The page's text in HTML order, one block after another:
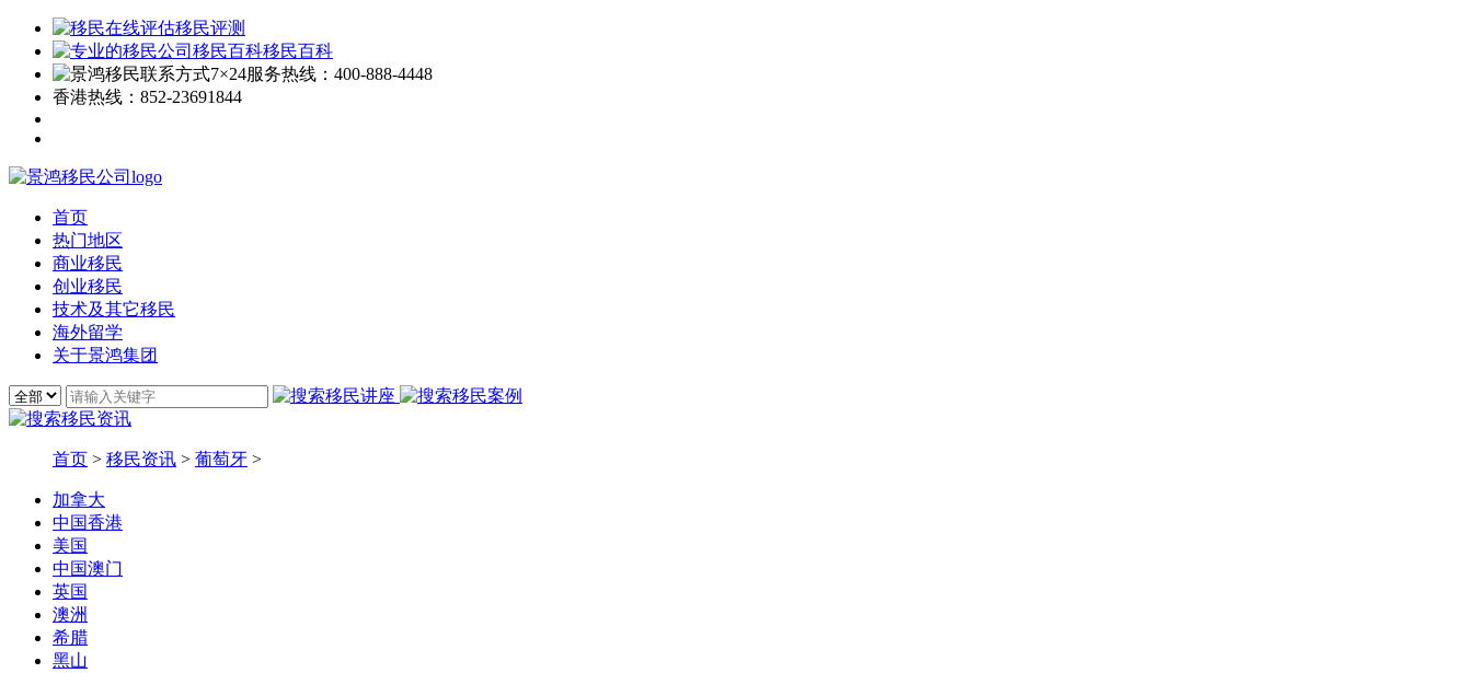
移民评测
移民百科
7×24服务热线： 400-888-4448
香港热线： 852-23691844
首页
热门地区
商业移民
创业移民
技术及其它移民
海外留学
关于景鸿集团
首页 > 移民资讯 > 葡萄牙 >
加拿大
中国香港
美国
中国澳门
英国
澳洲
希腊
黑山